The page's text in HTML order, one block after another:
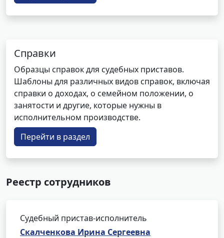
Справки
Образцы справок для судебных приставов.
Шаблоны для различных видов справок, включая
справки о доходах, о семейном положении, о
занятости и другие, которые нужны в
исполнительном производстве.
Перейти в раздел
Реестр сотрудников
Судебный пристав-исполнитель
Скалченкова Ирина Сергеевна